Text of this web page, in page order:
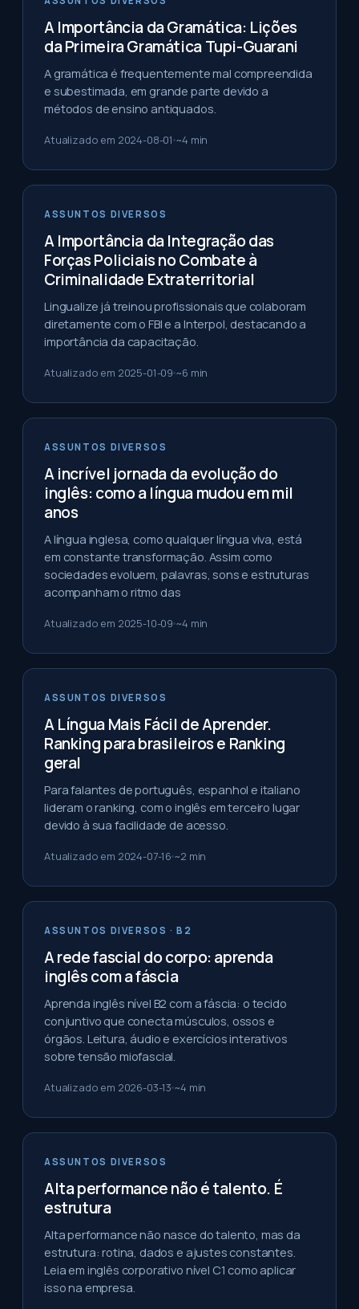
A Importância da Gramática: Lições
da Primeira Gramática Tupi-Guarani
A gramática é frequentemente mal compreendida
e subestimada, em grande parte devido a
métodos de ensino antiquados.
Atualizado em 2024-08-01 ~4 min
ASSUNTOS DIVERSOS
A Importância da Integração das
Forças Policiais no Combate à
Criminalidade Extraterritorial
Lingualize já treinou profissionais que colaboram
diretamente com o FBI e a Interpol, destacando a
importância da capacitação.
Atualizado em 2025-01-09 ~6 min
ASSUNTOS DIVERSOS
A incrível jornada da evolução do
inglês: como a língua mudou em mil
anos
A língua inglesa, como qualquer língua viva, está
em constante transformação. Assim como
sociedades evoluem, palavras, sons e estruturas
acompanham o ritmo das
Atualizado em 2025-10-09 ~4 min
ASSUNTOS DIVERSOS
A Língua Mais Fácil de Aprender.
Ranking para brasileiros e Ranking
geral
Para falantes de português, espanhol e italiano
lideram o ranking, com o inglês em terceiro lugar
devido à sua facilidade de acesso.
Atualizado em 2024-07-16 ~2 min
ASSUNTOS DIVERSOS · B2
A rede fascial do corpo: aprenda
inglês com a fáscia
Aprenda inglês nível B2 com a fáscia: o tecido
conjuntivo que conecta músculos, ossos e
órgãos. Leitura, áudio e exercícios interativos
sobre tensão miofascial.
Atualizado em 2026-03-13 ~4 min
ASSUNTOS DIVERSOS
Alta performance não é talento. É
estrutura
Alta performance não nasce do talento, mas da
estrutura: rotina, dados e ajustes constantes.
Leia em inglês corporativo nível C1 como aplicar
isso na empresa.